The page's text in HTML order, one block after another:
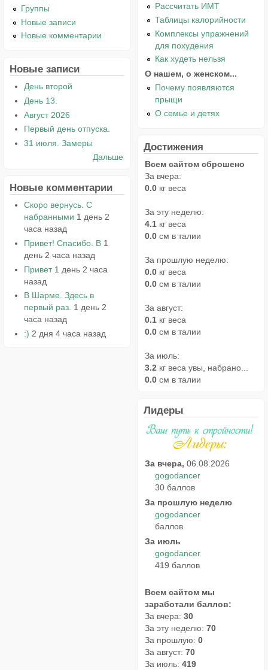
Группы
Новые записи
Новые комментарии
Новые записи
День второй
День 13.
Август 2026
Первый день отпуска.
31 июля. Замеры
Дальше
Новые комментарии
Скоро вернусь. С
набранными 1 день 2
часа назад
Привет! Спасибо. В 1
день 2 часа назад
Привет 1 день 2 часа
назад
В Шарме. Здесь в
первый раз. 1 день 2
часа назад
:) 2 дня 4 часа назад
Рассчитать ИМТ
Таблицы калорийности
Комплексы упражнений
для похудения
Как худеть нельзя
О нашем, о женском...
Почему появляются
прыщи
О семье и детях
Достижения
Всем сайтом сброшено
За вчера:
0.0 кг веса
За эту неделю:
4.1 кг веса
0.0 см в талии
За прошлую неделю:
0.0 кг веса
0.0 см в талии
За август:
0.1 кг веса
0.0 см в талии
За июль:
3.2 кг веса увы, набрано...
0.0 см в талии
Лидеры
За вчера, 06.08.2026
gogodancer
30 баллов
За прошлую неделю
gogodancer
баллов
За июль
gogodancer
419 баллов
Всем сайтом мы
заработали баллов:
За вчера: 30
За эту неделю: 70
За прошлую: 0
За август: 70
За июль: 419